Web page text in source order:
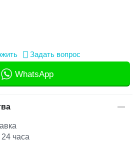
Задать вопрос
WhatsApp
часа